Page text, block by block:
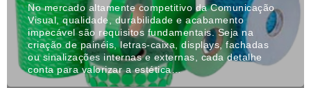
No mercado altamente competitivo da Comunicação
Visual, qualidade, durabilidade e acabamento
impecável são requisitos fundamentais. Seja na
criação de painéis, letras-caixa, displays, fachadas
ou sinalizações internas e externas, cada detalhe
conta para valorizar a estética…